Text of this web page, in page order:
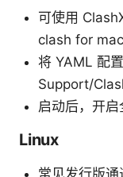
可使用
clash for
将 YAML 配
Support/
启动后，开
Linux
常见发行版